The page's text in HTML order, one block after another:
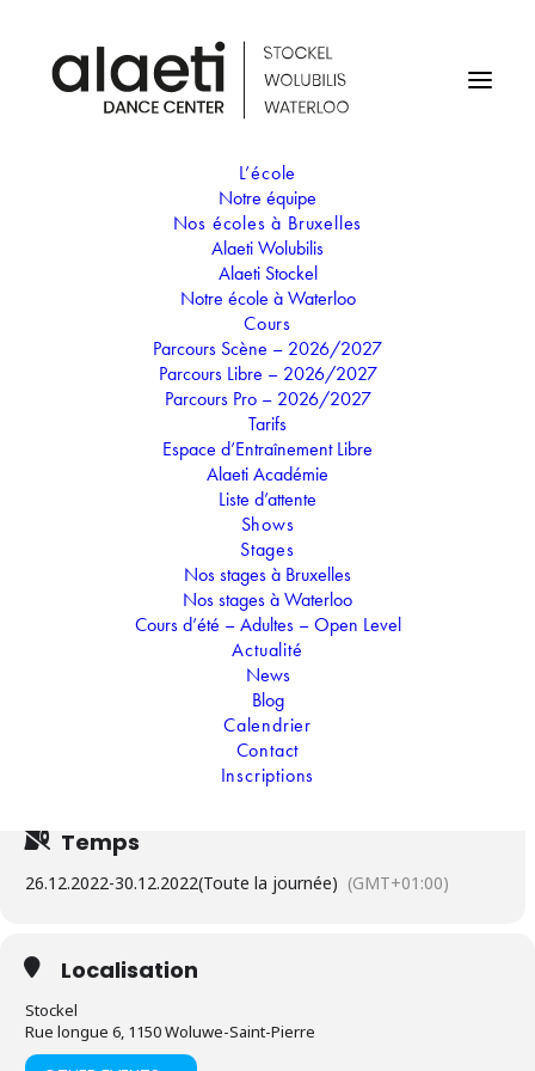
L’école
Notre équipe
Nos écoles à Bruxelles
Alaeti Wolubilis
Alaeti Stockel
Notre école à Waterloo
Cours
Parcours Scène – 2026/2027
Parcours Libre – 2026/2027
Parcours Pro – 2026/2027
Tarifs
Espace d’Entraînement Libre
Alaeti Académie
Liste d’attente
Shows
Stages
Nos stages à Bruxelles
Nos stages à Waterloo
Cours d’été – Adultes – Open Level
Actualité
News
Blog
Calendrier
Contact
Inscriptions
STAGE DE NOËL -
COMÉDIE MUSICALE : LA
FANTASTIQUE FAMILLE
MADRIGAL
STAGE DE NOËL - COMÉDIE
MUSICALE : LA FANTASTIQUE
FAMILLE MADRIGAL
"La Fantastique famille Madrigal” Comédie musicale
(danse, chant, acting) : Pars dans un endroit
mystérieux et retrouve une famille colombienne.
Elle t’emmène dans son histoire où chaque membre,
excepté Mirabel, possède des pouvoirs magiques.
Vibre, chante et danse sur les magnifiques sons
Temps
26.12.2022-30.12.2022(Toute la journée) (GMT+01:00)
Localisation
Stockel
Rue longue 6, 1150 Woluwe-Saint-Pierre